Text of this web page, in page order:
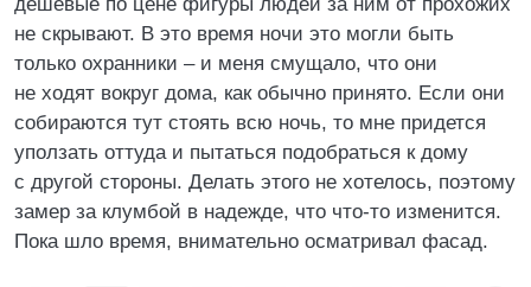
не скрывают. В это время ночи это могли быть
только охранники – и меня смущало, что они
не ходят вокруг дома, как обычно принято. Если они
собираются тут стоять всю ночь, то мне придется
уползать оттуда и пытаться подобраться к дому
с другой стороны. Делать этого не хотелось, поэтому
замер за клумбой в надежде, что что-то изменится.
Пока шло время, внимательно осматривал фасад.